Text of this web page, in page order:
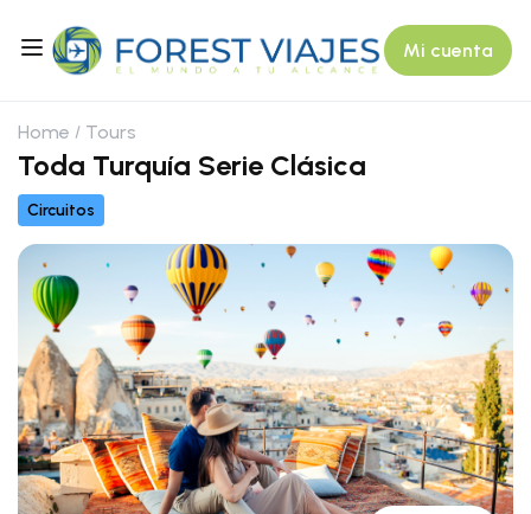
Mi cuenta
Home Tours
Toda Turquía Serie Clásica
Circuitos